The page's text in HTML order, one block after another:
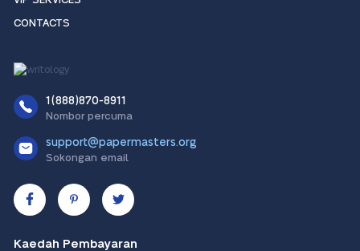
CONTACTS
1(888)870-8911
Nombor percuma
support@papermasters.org
Sokongan email
Kaedah Pembayaran